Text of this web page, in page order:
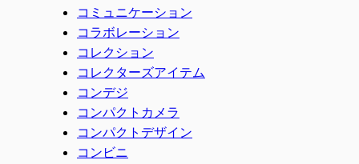
コミュニケーション
コラボレーション
コレクション
コレクターズアイテム
コンデジ
コンパクトカメラ
コンパクトデザイン
コンビニ